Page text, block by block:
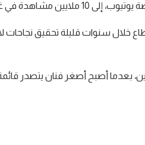
أيام فقط من إصدارها.
خلال سنوات قليلة تحقيق نجاحات
أصبح أصغر فنان يتصدر قائمة